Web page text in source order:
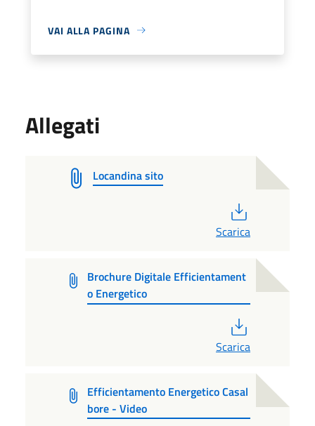
VAI ALLA PAGINA
Allegati
Locandina sito
Scarica
Brochure Digitale Efficientament
o Energetico
Scarica
Efficientamento Energetico Casal
bore - Video